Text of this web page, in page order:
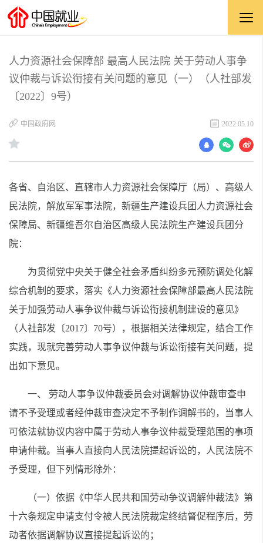
人力资源社会保障部 最高人民法院 关于劳动人事争
议仲裁与诉讼衔接有关问题的意见（一）（人社部发
〔2022〕9号）
中国政府网 2022.05.10
各省、自治区、直辖市人力资源社会保障厅（局）、高级人
民法院，解放军军事法院，新疆生产建设兵团人力资源社会
保障局、新疆维吾尔自治区高级人民法院生产建设兵团分
院：
为贯彻党中央关于健全社会矛盾纠纷多元预防调处化解
综合机制的要求，落实《人力资源社会保障部最高人民法院
关于加强劳动人事争议仲裁与诉讼衔接机制建设的意见》
（人社部发〔2017〕70号），根据相关法律规定，结合工作
实践，现就完善劳动人事争议仲裁与诉讼衔接有关问题，提
出如下意见。
一、 劳动人事争议仲裁委员会对调解协议仲裁审查申
请不予受理或者经仲裁审查决定不予制作调解书的，当事人
可依法就协议内容中属于劳动人事争议仲裁受理范围的事项
申请仲裁。当事人直接向人民法院提起诉讼的，人民法院不
予受理，但下列情形除外：
（一）依据《中华人民共和国劳动争议调解仲裁法》第
十六条规定申请支付令被人民法院裁定终结督促程序后，劳
动者依据调解协议直接提起诉讼的；